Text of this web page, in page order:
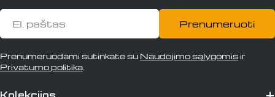
El.
paštas
Prenumeruoti
Prenumeruodami sutinkate su Naudojimo sąlygomisir
Privatumo politika